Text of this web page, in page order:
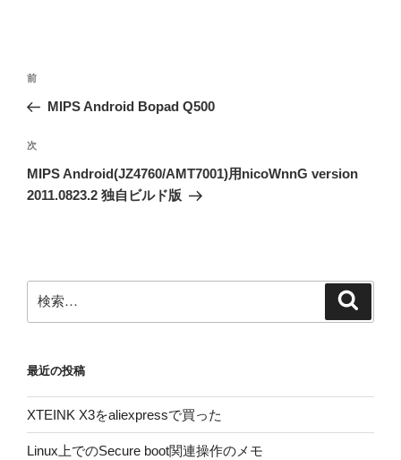
投
ナ
ビ
ゲ
ー
前
の
稿
前
MIPS Android Bopad Q500
次
の
投
次
MIPS Android(JZ4760/AMT7001)用nicoWnnG version
2011.0823.2 独自ビルド版
索:
最近の投稿
XTEINK X3をaliexpressで買った
Linux上でのSecure boot関連操作のメモ